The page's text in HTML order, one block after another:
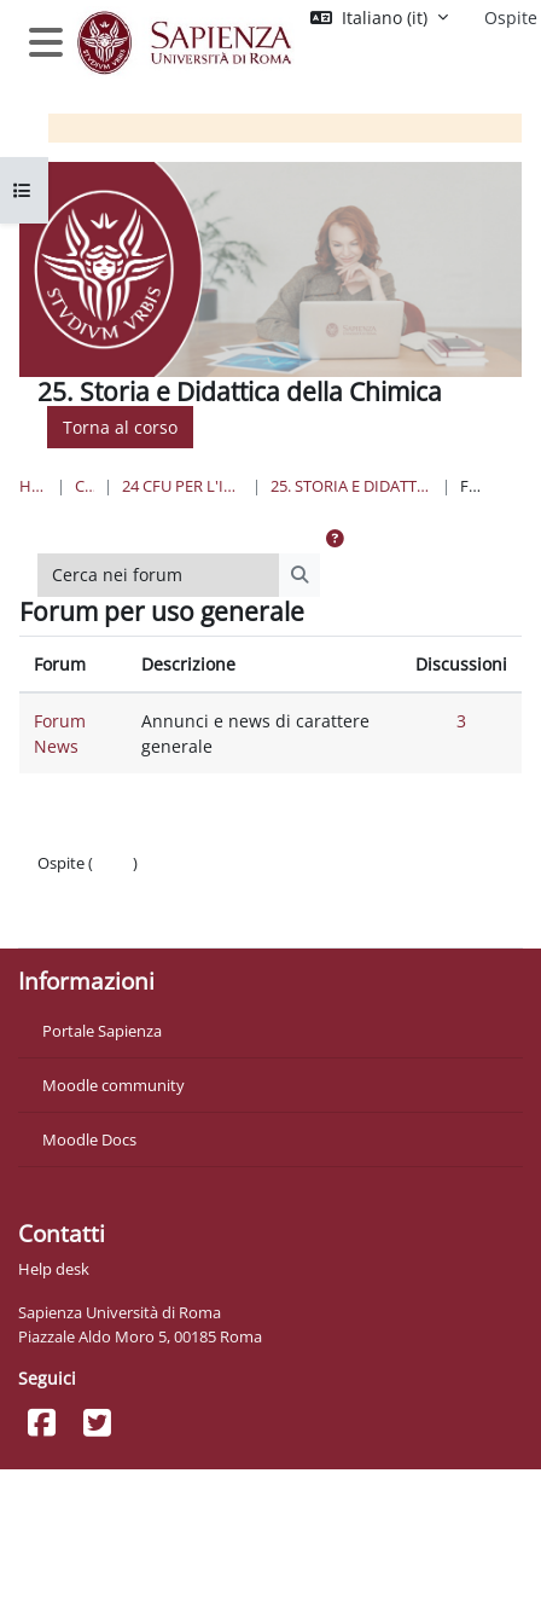
Vai al contenuto principale
Pannello laterale
Italiano ‎(it)‎ Ospite
25. Storia e Didattica della Chimica
Torna al corso
HOME CORSI 24 CFU PER L'INSEGNAMENTO 25. STORIA E DIDATTICA DELLA CHIMICA FORUM
Apri indice del corso
Cerca nei forum
Cerca nei forum
Forum per uso generale
Forum Descrizione Discussioni
Forum
News
Annunci e news di carattere
generale
3
Ospite (
)
Informazioni
Portale Sapienza
Moodle community
Moodle Docs
Contatti
Help desk
Sapienza Università di Roma
Piazzale Aldo Moro 5, 00185 Roma
Seguici